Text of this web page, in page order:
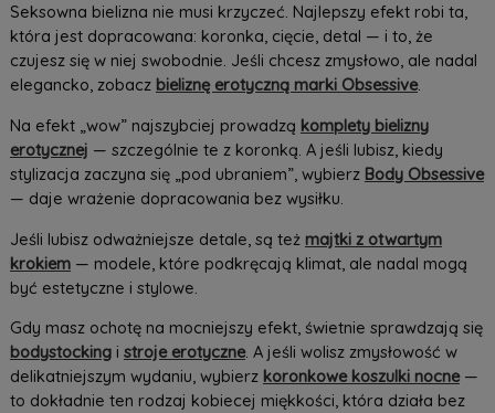
Seksowna bielizna nie musi krzyczeć. Najlepszy efekt robi ta,
która jest dopracowana: koronka, cięcie, detal — i to, że
czujesz się w niej swobodnie. Jeśli chcesz zmysłowo, ale nadal
elegancko, zobacz bieliznę erotyczną marki Obsessive.
Na efekt „wow” najszybciej prowadzą komplety bielizny
erotycznej — szczególnie te z koronką. A jeśli lubisz, kiedy
stylizacja zaczyna się „pod ubraniem”, wybierz Body Obsessive
— daje wrażenie dopracowania bez wysiłku.
Jeśli lubisz odważniejsze detale, są też majtki z otwartym
krokiem— modele, które podkręcają klimat, ale nadal mogą
być estetyczne i stylowe.
Gdy masz ochotę na mocniejszy efekt, świetnie sprawdzają się
bodystockingi stroje erotyczne. A jeśli wolisz zmysłowość w
delikatniejszym wydaniu, wybierz koronkowe koszulki nocne—
to dokładnie ten rodzaj kobiecej miękkości, która działa bez